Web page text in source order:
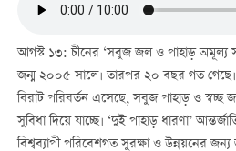
আগস্ট ১৩: চীনের ‘সবুজ জল ও পাহাড় অমূল্য
জন্ম ২০০৫ সালে। তারপর ২০ বছর গত গেছে।
বিরাট পরিবর্তন এসেছে, সবুজ পাহাড় ও স্বচ্ছ
সুবিধা দিয়ে যাচ্ছে। ‘দুই পাহাড় ধারণা’
বিশ্বব্যাপী পরিবেশগত সুরক্ষা ও উন্নয়নের জন্য